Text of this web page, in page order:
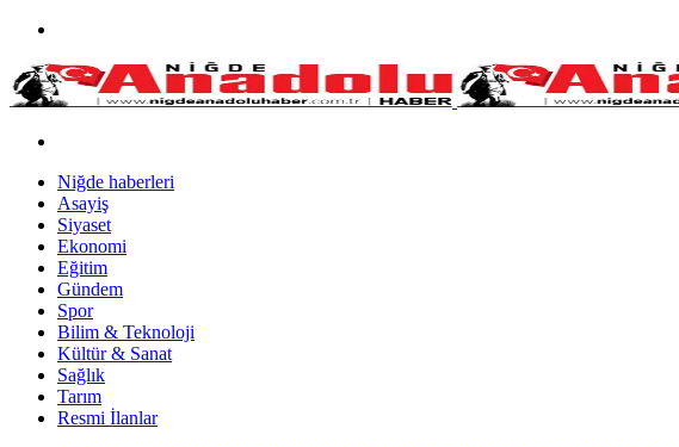
Niğde haberleri
Asayiş
Siyaset
Ekonomi
Eğitim
Gündem
Spor
Bilim & Teknoloji
Kültür & Sanat
Sağlık
Tarım
Resmi İlanlar